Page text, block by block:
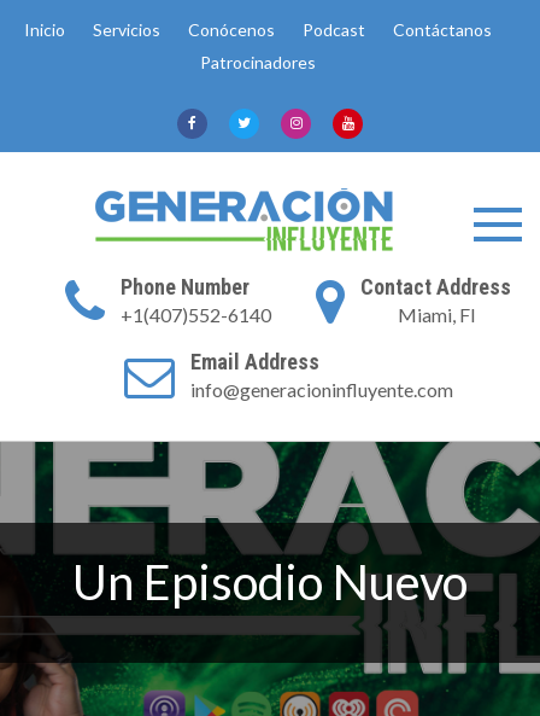
Inicio Servicios Conócenos Podcast
Contáctanos
Patrocinadores
Phone Number
+1(407)552-6140
Contact Address
Miami, Fl
Email Address
info@generacioninfluyente.com
Un Episodio Nuevo
¡Síguenos hoy en las
redes!
OPRIME AQUÍ